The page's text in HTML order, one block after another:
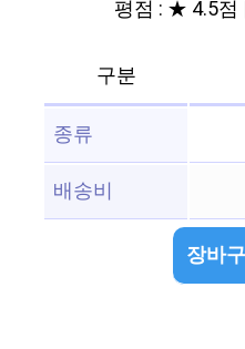
평점 : ★ 4.5점
구분
종류
배송비
장바